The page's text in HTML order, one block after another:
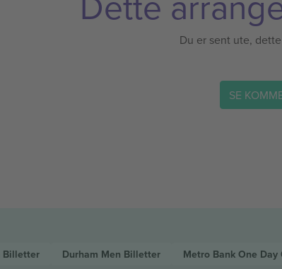
Du er sent ute,
SE
Billetter Durham Men Billetter Metro Bank One Day